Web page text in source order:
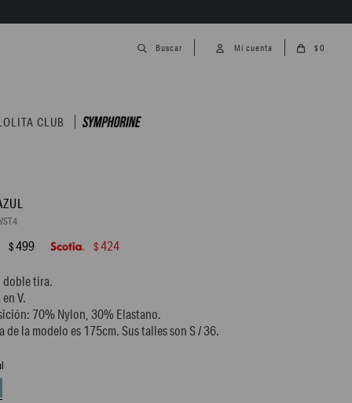
CLUB
$ 0
$499 $424
doble tira.
V.
70% Nylon, 30% Elastano.
de la modelo es 175cm. Sus talles son S / 36.